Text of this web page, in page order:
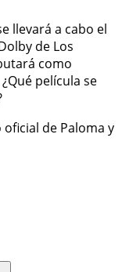
llevará a cabo el
de Los
como
película se
de Paloma y